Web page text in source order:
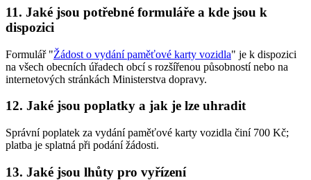
11. Jaké jsou potřebné formuláře a kde jsou k
dispozici
Formulář "Žádost o vydání paměťové karty vozidla" je k dispozici
na všech obecních úřadech obcí s rozšířenou působností nebo na
internetových stránkách Ministerstva dopravy.
12. Jaké jsou poplatky a jak je lze uhradit
Správní poplatek za vydání paměťové karty vozidla činí 700 Kč;
platba je splatná při podání žádosti.
13. Jaké jsou lhůty pro vyřízení